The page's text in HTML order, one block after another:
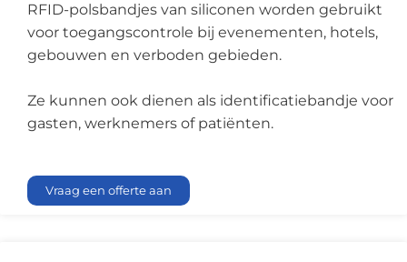
RFID-polsbandjes van siliconen worden gebruikt
voor toegangscontrole bij evenementen, hotels,
gebouwen en verboden gebieden.
Ze kunnen ook dienen als identificatiebandje voor
gasten, werknemers of patiënten.
Vraag een offerte aan